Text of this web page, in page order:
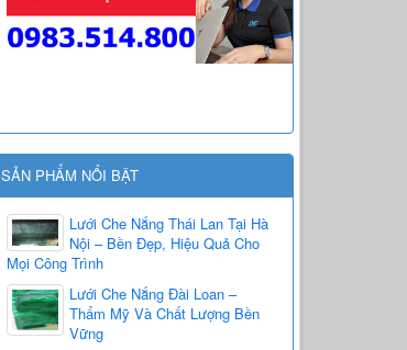
SẢN PHẨM NỔI BẬT
Lưới Che Nắng Thái Lan Tại Hà
Nội – Bền Đẹp, Hiệu Quả Cho
Mọi Công Trình
Lưới Che Nắng Đài Loan –
Thẩm Mỹ Và Chất Lượng Bền
Vững